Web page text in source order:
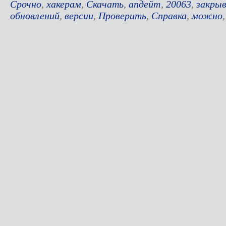
Срочно, хакерам, Скачать, апдейт, 20063,
обновлений, версии, Проверить, Справка,можно